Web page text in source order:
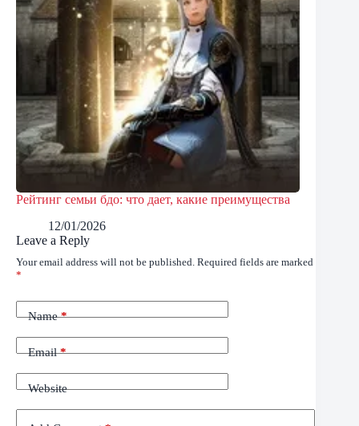
Рейтинг семьи бдо: что дает, какие преимущества
12/01/2026
Leave a Reply
Your email address will not be published. Required fields are marked
*
Name*
Email*
Website